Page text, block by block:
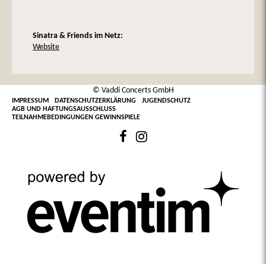
Sinatra & Friends im Netz:
Website
© Vaddi Concerts GmbH
IMPRESSUM DATENSCHUTZERKLÄRUNG
JUGENDSCHUTZ
AGB UND HAFTUNGSAUSSCHLUSS
TEILNAHMEBEDINGUNGEN GEWINNSPIELE